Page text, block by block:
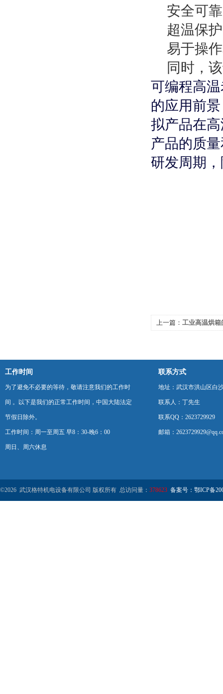
安全可
超温保
易于操
同时，
可编程高
的应用前
拟产品在
产品的质
研发周期
上一篇： 工业高温烘箱
工作时间
为了避免不必要的等待，敬请注意我们的工作时
间 。以下是我们的正常工作时间，中国大陆法定
节假日除外。
工作时间：周一至周五 早8：30-晚6：00
周日、周六休息
联系方式
地址：武汉市洪山区白
联系人：丁先生
联系QQ：2623729929
邮箱：
©2026 武汉格特机电设备有限公司 版权所有 总访问量： 378623 备案号：鄂ICP备